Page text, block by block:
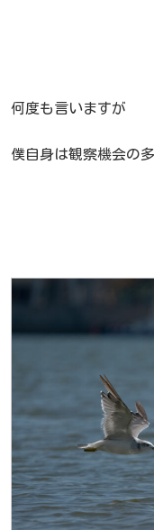
何度も言いますが
僕自身は観察機会の